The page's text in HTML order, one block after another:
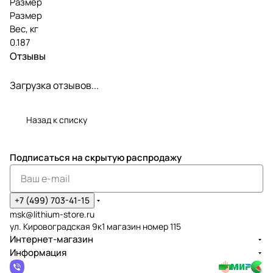
Размер
Вес, кг
0.187
Отзывы
Загрузка отзывов...
Назад к списку
Подписаться на скрытую распродажу
+7 (499) 703-41-15
msk@lithium-store.ru
ул. Кировоградская 9к1 магазин номер 115
Интернет-магазин
Информация